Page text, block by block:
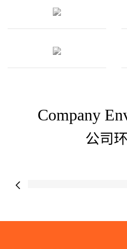
Company
公司
